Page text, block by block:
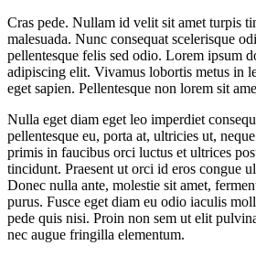
Cras pede. Nullam id velit sit amet turpis
malesuada. Nunc consequat scelerisque
pellentesque felis sed odio. Lorem ipsum
adipiscing elit. Vivamus lobortis metus in
eget sapien. Pellentesque non lorem sit
Nulla eget diam eget leo imperdiet
pellentesque eu, porta at, ultricies ut,
primis in faucibus orci luctus et ultrices
tincidunt. Praesent ut orci id eros congue
Donec nulla ante, molestie sit amet,
purus. Fusce eget diam eu odio iaculis
pede quis nisi. Proin non sem ut elit
nec augue fringilla elementum.